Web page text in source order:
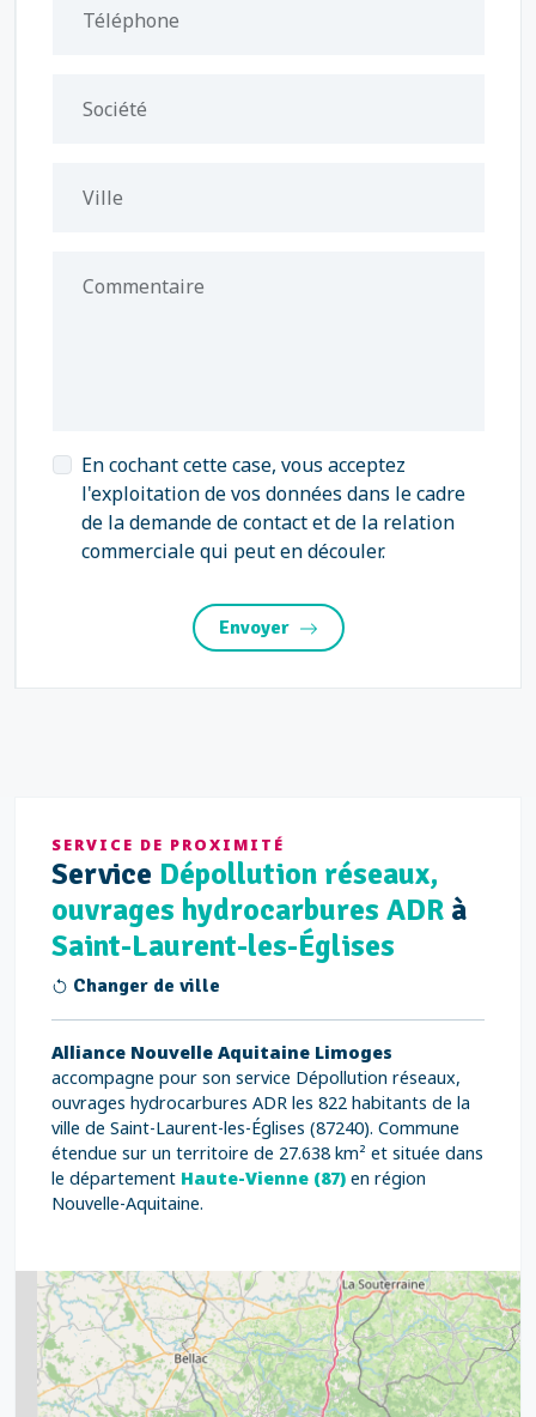
Téléphone
Société
Ville
Commentaire
En cochant cette case, vous acceptez
l'exploitation de vos données dans le cadre
de la demande de contact et de la relation
commerciale qui peut en découler.
Envoyer
SERVICE DE PROXIMITÉ
Service Dépollution réseaux,
ouvrages hydrocarbures ADR à
Saint-Laurent-les-Églises
Changer de ville
Alliance Nouvelle Aquitaine Limoges
accompagne pour son service Dépollution réseaux,
ouvrages hydrocarbures ADR les 822 habitants de la
ville de Saint-Laurent-les-Églises (87240). Commune
étendue sur un territoire de 27.638 km² et située dans
le département Haute-Vienne (87) en région
Nouvelle-Aquitaine.
2
8
5
7